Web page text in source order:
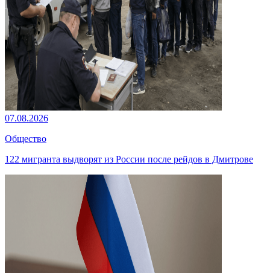
07.08.2026
Общество
122 мигранта выдворят из России после рейдов в Дмитрове